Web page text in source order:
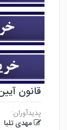
قانون
پدیدآوران:
مهدی تلبا